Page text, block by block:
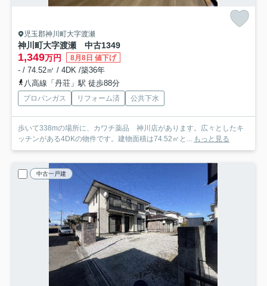
児玉郡神川町大字渡瀬
神川町大字渡瀬 中古1349
1,349万円 8月8日 値下げ
- / 74.52㎡ / 4DK /築36年
八高線「丹荘」駅 徒歩88分
プロパンガス リフォーム済 公共下水
歩いて338mの場所に、カワチ薬品 神川店があります。広々としたキ
ッチンがある4DKの物件です。建物面積は74.52㎡と...
もっと見る
中古一戸建